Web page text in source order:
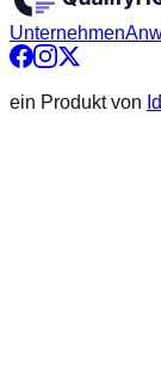
Unternehmen
ein Produkt von